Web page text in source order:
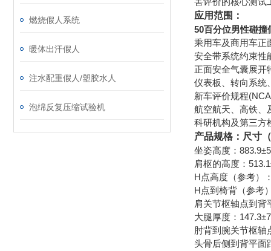
燃烧假人系统
暖体出汗假人
注水配重假人/塑胶水人
泡绵反复压缩试验机
应用范围：
50百分位男性碰撞
乘用车及商用车正
安全带系统约束性
正面安全气囊展开
仪表板、转向系统
新车评价规程
航空航天、高铁、
科研机构及第三方
产品规格：尺寸
坐姿高度：
肩枢的高度：
H点高度（参考）
H点到椅背（参考
肩关节枢轴点到背
大腿厚度：
肘背到腕关节枢轴
头骨后侧到背平面